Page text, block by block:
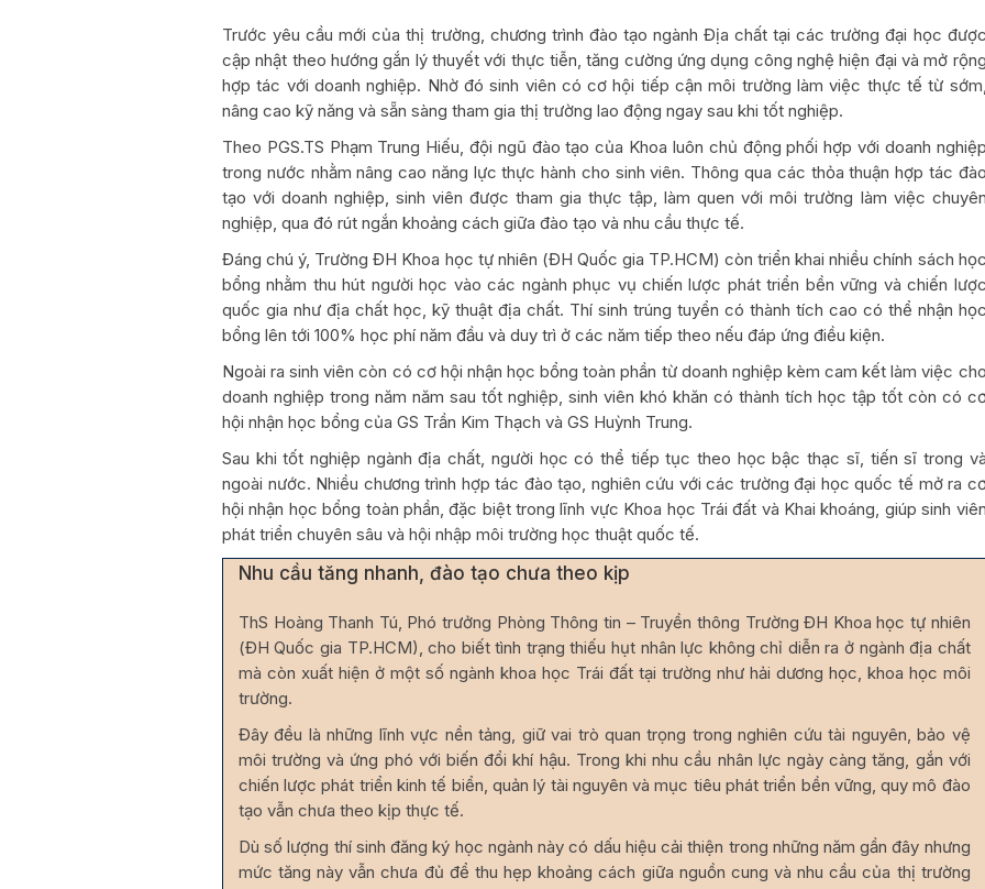
Trước yêu cầu mới của thị trường, chương trình đào tạo ngành Địa chất tại các trường đại học được
cập nhật theo hướng gắn lý thuyết với thực tiễn, tăng cường ứng dụng công nghệ hiện đại và mở rộng
hợp tác với doanh nghiệp. Nhờ đó sinh viên có cơ hội tiếp cận môi trường làm việc thực tế từ sớm,
nâng cao kỹ năng và sẵn sàng tham gia thị trường lao động ngay sau khi tốt nghiệp.
Theo PGS.TS Phạm Trung Hiếu, đội ngũ đào tạo của Khoa luôn chủ động phối hợp với doanh nghiệp
trong nước nhằm nâng cao năng lực thực hành cho sinh viên. Thông qua các thỏa thuận hợp tác đào
tạo với doanh nghiệp, sinh viên được tham gia thực tập, làm quen với môi trường làm việc chuyên
nghiệp, qua đó rút ngắn khoảng cách giữa đào tạo và nhu cầu thực tế.
Đáng chú ý, Trường ĐH Khoa học tự nhiên (ĐH Quốc gia TP.HCM) còn triển khai nhiều chính sách học
bổng nhằm thu hút người học vào các ngành phục vụ chiến lược phát triển bền vững và chiến lược
quốc gia như địa chất học, kỹ thuật địa chất. Thí sinh trúng tuyển có thành tích cao có thể nhận học
bổng lên tới 100% học phí năm đầu và duy trì ở các năm tiếp theo nếu đáp ứng điều kiện.
Ngoài ra sinh viên còn có cơ hội nhận học bổng toàn phần từ doanh nghiệp kèm cam kết làm việc cho
doanh nghiệp trong năm năm sau tốt nghiệp, sinh viên khó khăn có thành tích học tập tốt còn có
hội nhận học bổng của GS Trần Kim Thạch và GS Huỳnh Trung.
Sau khi tốt nghiệp ngành địa chất, người học có thể tiếp tục theo học bậc thạc sĩ, tiến sĩ trong và
ngoài nước. Nhiều chương trình hợp tác đào tạo, nghiên cứu với các trường đại học quốc tế mở ra
hội nhận học bổng toàn phần, đặc biệt trong lĩnh vực Khoa học Trái đất và Khai khoáng, giúp sinh viên
phát triển chuyên sâu và hội nhập môi trường học thuật quốc tế.
Nhu cầu tăng nhanh, đào tạo chưa theo kịp
ThS Hoàng Thanh Tú, Phó trưởng Phòng Thông tin – Truyền thông Trường ĐH Khoa học tự nhiên
(ĐH Quốc gia TP.HCM), cho biết tình trạng thiếu hụt nhân lực không chỉ diễn ra ở ngành địa chất
mà còn xuất hiện ở một số ngành khoa học Trái đất tại trường như hải dương học, khoa học môi
trường.
Đây đều là những lĩnh vực nền tảng, giữ vai trò quan trọng trong nghiên cứu tài nguyên, bảo vệ
môi trường và ứng phó với biến đổi khí hậu. Trong khi nhu cầu nhân lực ngày càng tăng, gắn với
chiến lược phát triển kinh tế biển, quản lý tài nguyên và mục tiêu phát triển bền vững, quy mô đào
tạo vẫn chưa theo kịp thực tế.
Dù số lượng thí sinh đăng ký học ngành này có dấu hiệu cải thiện trong những năm gần đây nhưng
mức tăng này vẫn chưa đủ để thu hẹp khoảng cách giữa nguồn cung và nhu cầu của thị trường